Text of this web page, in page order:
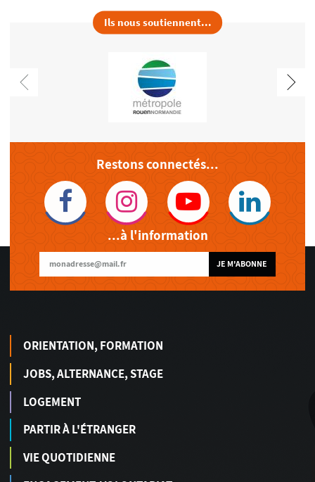
Ils nous soutiennent...
Restons connectés...
...à l'information
JE M'ABONNE
ORIENTATION, FORMATION
JOBS, ALTERNANCE, STAGE
LOGEMENT
PARTIR À L'ÉTRANGER
VIE QUOTIDIENNE